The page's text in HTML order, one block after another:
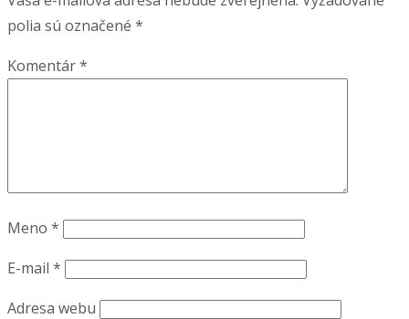
polia sú označené *
Komentár*
Meno *
E-mail *
Adresa webu